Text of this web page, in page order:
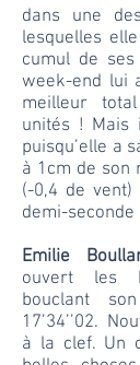
dans une
lesquelles
cumul de
week-end lui
meilleur
unités ! Mais
puisqu’elle a
à 1cm de son
(-0,4 de
demi-
Emilie
ouvert les
bouclant
17’34’’02.
à la clef. Un